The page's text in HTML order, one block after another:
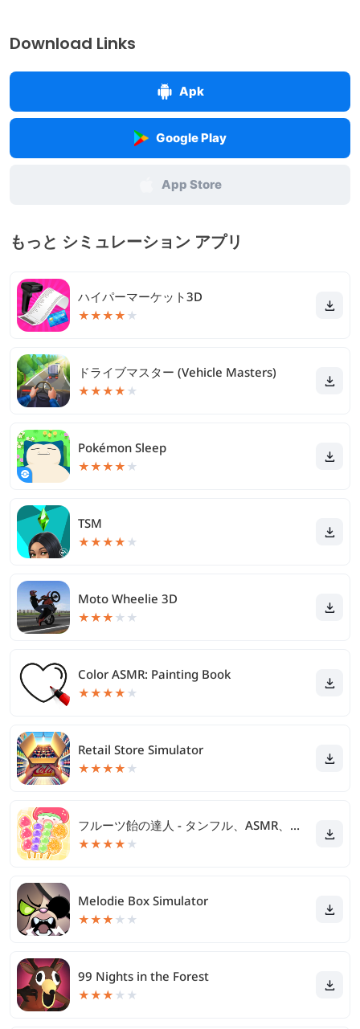
Download Links
Apk
Google Play
App Store
もっと シミュレーション アプリ
ハイパーマーケット3D
★★★★ ★
ドライブマスター (Vehicle Masters)
★★★★ ★
Pokémon Sleep
★★★★ ★
TSM
★★★★ ★
Moto Wheelie 3D
★★★ ★ ★
Color ASMR: Painting Book
★★★★ ★
Retail Store Simulator
★★★★ ★
フルーツ飴の達人 - タンフル、ASMR、モクバン
★★★★ ★
Melodie Box Simulator
★★★ ★ ★
99 Nights in the Forest
★★★ ★ ★